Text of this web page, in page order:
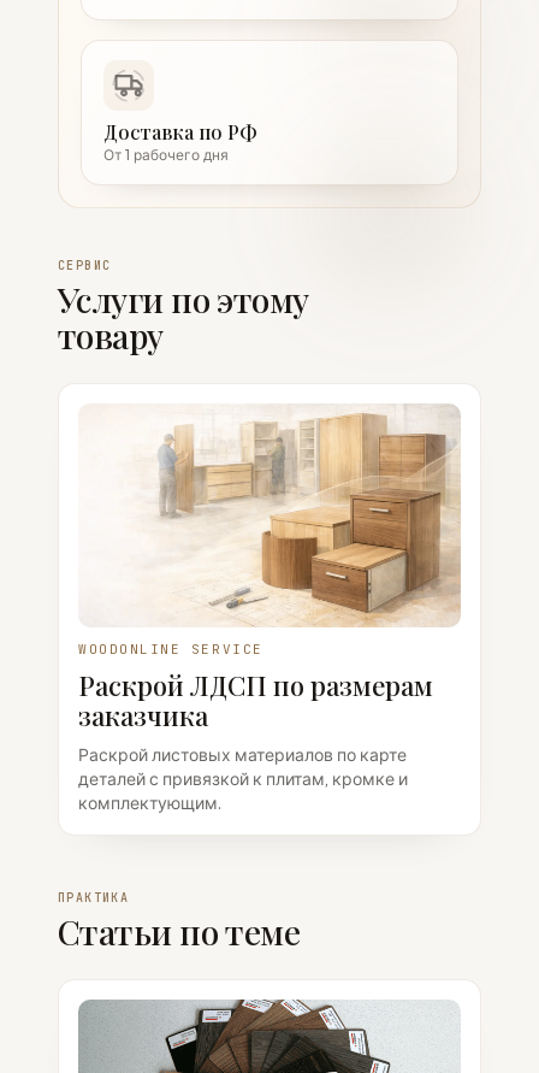
Доставка по РФ
От 1 рабочего дня
СЕРВИС
Услуги по этому
товару
WOODONLINE SERVICE
Раскрой ЛДСП по размерам
заказчика
Раскрой листовых материалов по карте
деталей с привязкой к плитам, кромке и
комплектующим.
ПРАКТИКА
Статьи по теме